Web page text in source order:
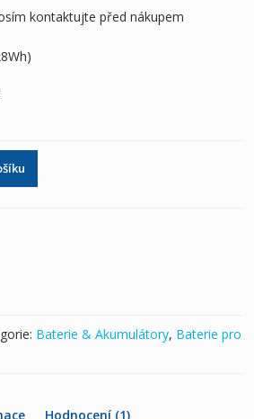
kontaktujte před nákupem
Baterie & Akumulátory, Baterie pro
Hodnocení (1)